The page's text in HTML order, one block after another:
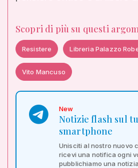
Scopri di più su questi
Resistere Libreria Palazzo
Vito Mancuso
New
Notizie flash sul
smartphone
Unisciti al nostro nuovo
ricevi una notifica ogni
pubblichiamo una